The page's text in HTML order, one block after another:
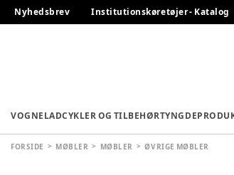
Nyhedsbrev Institutionskøretøjer - Katalog
VOGNELADCYKLER OG TILBEHØR
FORSIDE MØBLER MØBLER ØVRIGE MØBLER